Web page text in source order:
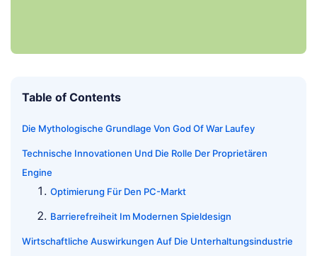
Table of Contents
Die Mythologische Grundlage Von God Of War Laufey
Technische Innovationen Und Die Rolle Der Proprietären
Engine
Optimierung Für Den PC-Markt
Barrierefreiheit Im Modernen Spieldesign
Wirtschaftliche Auswirkungen Auf Die Unterhaltungsindustrie